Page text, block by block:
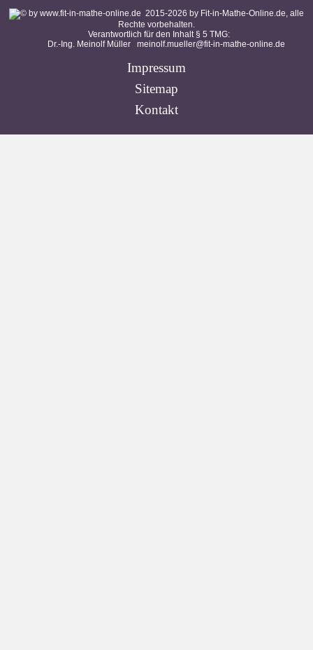
2015-2026 by Fit-in-Mathe-Online.de, alle
Rechte vorbehalten.
Verantwortlich für den Inhalt § 5 TMG:
Dr.-Ing. Meinolf Müller meinolf.mueller@fit-in-mathe-online.de
Impressum
Sitemap
Kontakt